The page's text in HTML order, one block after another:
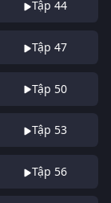
Tập 44
Tập 47
Tập 50
Tập 53
Tập 56